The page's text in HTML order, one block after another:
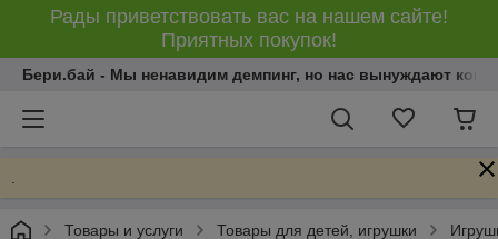
Рады приветствовать вас на нашем сайте!
Приятных покупок!
Бери.бай - Мы ненавидим демпинг, но нас вынуждают
Товары и услуги Товары для детей, игрушки